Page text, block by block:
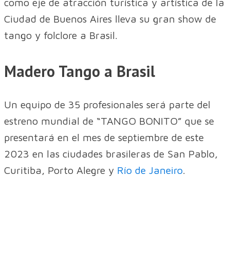
Ciudad de Buenos Aires lleva su gran show de
tango y folclore a Brasil.
Madero Tango a Brasil
Un equipo de 35 profesionales será parte del
estreno mundial de “TANGO BONITO” que se
presentará en el mes de septiembre de este
2023 en las ciudades brasileras de San Pablo,
Curitiba, Porto Alegre y Río de Janeiro